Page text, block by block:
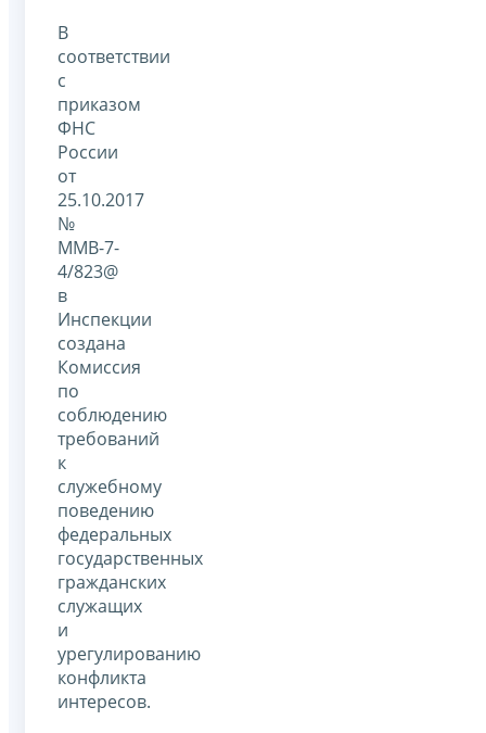
В
соответствии
с
приказом
ФНС
России
от
25.10.2017
№
ММВ-7-
4/823@
в
Инспекции
создана
Комиссия
по
соблюдению
требований
к
служебному
поведению
федеральных
государственных
гражданских
служащих
и
урегулированию
конфликта
интересов.